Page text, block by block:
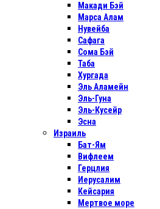
Макади Бэй
Марса Алам
Нувейба
Сафага
Сома Бэй
Таба
Хургада
Эль Аламейн
Эль-Гуна
Эль-Кусейр
Эсна
Израиль
Бат-Ям
Вифлеем
Герцлия
Иерусалим
Кейсария
Мертвое море